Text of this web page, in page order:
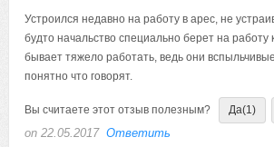
Устроился недавно на работу в арес, не
будто начальство специально берет на работу
бывает тяжело работать, ведь они
понятно что говорят.
Вы считаете этот отзыв полезным? Да(1)
on 22.05.2017 Ответить